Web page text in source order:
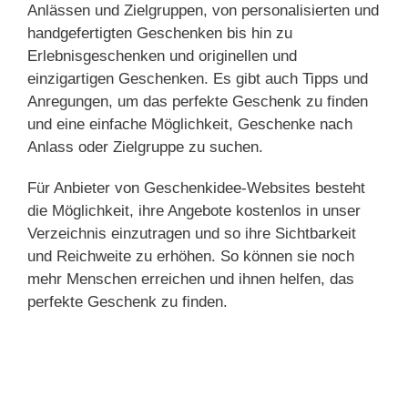
Anlässen und Zielgruppen, von personalisierten und
handgefertigten Geschenken bis hin zu
Erlebnisgeschenken und originellen und
einzigartigen Geschenken. Es gibt auch Tipps und
Anregungen, um das perfekte Geschenk zu finden
und eine einfache Möglichkeit, Geschenke nach
Anlass oder Zielgruppe zu suchen.
Für Anbieter von Geschenkidee-Websites besteht
die Möglichkeit, ihre Angebote kostenlos in unser
Verzeichnis einzutragen und so ihre Sichtbarkeit
und Reichweite zu erhöhen. So können sie noch
mehr Menschen erreichen und ihnen helfen, das
perfekte Geschenk zu finden.